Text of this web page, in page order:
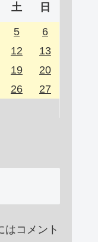
土 日
5
6
12
13
19
20
26
27
はコメント